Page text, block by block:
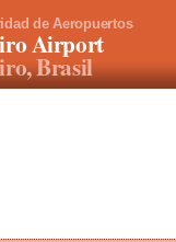
de Aeropuertos
Airport
Brasil